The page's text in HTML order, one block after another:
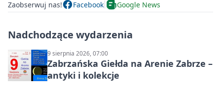
Zaobserwuj nas! Facebook Google News
Nadchodzące wydarzenia
9 sierpnia 2026, 07:00
Zabrzańska Giełda na Arenie Zabrze –
antyki i kolekcje